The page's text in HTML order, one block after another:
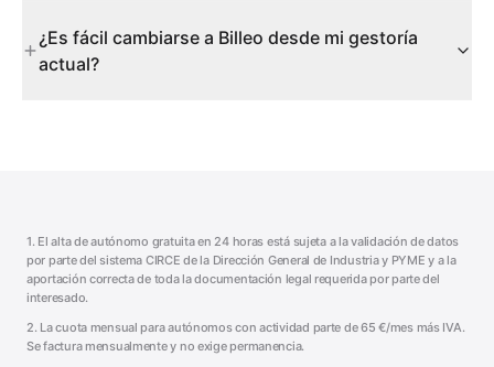
¿Es fácil cambiarse a Billeo desde mi gestoría
actual?
1. El alta de autónomo gratuita en 24 horas está sujeta a la validación de datos
por parte del sistema CIRCE de la Dirección General de Industria y PYME y a la
aportación correcta de toda la documentación legal requerida por parte del
interesado.
2. La cuota mensual para autónomos con actividad parte de65 €/mes más IVA.
Se factura mensualmente y no exige permanencia.